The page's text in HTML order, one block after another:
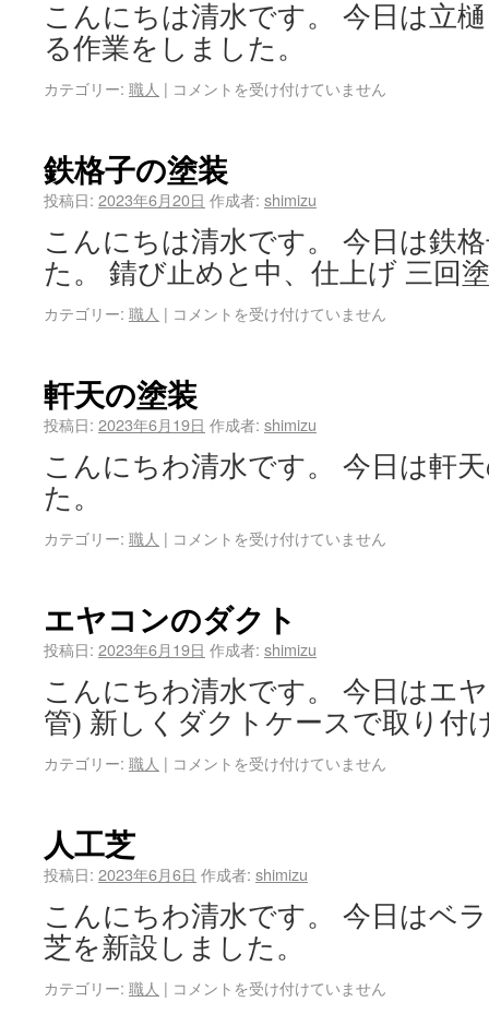
こんにちは清水です。 今日は立
る作業をしました。
カテゴリー: 職人 | コメントを受け付けていません
鉄格子の塗装
投稿日: 2023年6月20日 作成者: shimizu
こんにちは清水です。 今日は鉄
た。 錆び止めと中、仕上げ 三回
カテゴリー: 職人 | コメントを受け付けていません
軒天の塗装
投稿日: 2023年6月19日 作成者: shimizu
こんにちわ清水です。 今日は軒
た。
カテゴリー: 職人 | コメントを受け付けていません
エヤコンのダクト
投稿日: 2023年6月19日 作成者: shimizu
こんにちわ清水です。 今日はエ
管) 新しくダクトケースで取り付
カテゴリー: 職人 | コメントを受け付けていません
人工芝
投稿日: 2023年6月6日 作成者: shimizu
こんにちわ清水です。 今日はベ
芝を新設しました。
カテゴリー: 職人 | コメントを受け付けていません